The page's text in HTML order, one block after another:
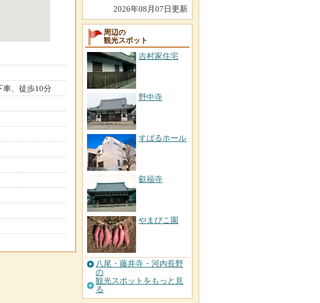
、徒歩10分
2026年08月07日更新
周辺の
観光スポット
吉村家住宅
野中寺
すばるホール
叡福寺
やまびこ園
八尾・藤井寺・河内長野
の
観光スポットをもっと見
る